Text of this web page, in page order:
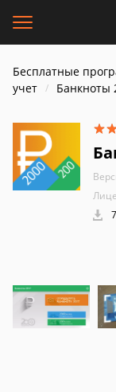
Бесплатные
учет
Банкноты